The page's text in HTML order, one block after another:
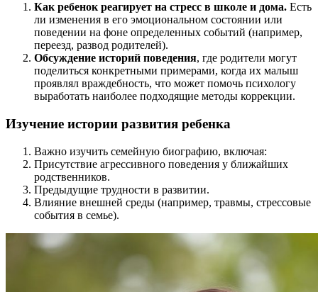
Как ребенок реагирует на стресс в школе и дома. Есть
ли изменения в его эмоциональном состоянии или
поведении на фоне определенных событий (например,
переезд, развод родителей).
Обсуждение историй поведения, где родители могут
поделиться конкретными примерами, когда их малыш
проявлял враждебность, что может помочь психологу
выработать наиболее подходящие методы коррекции.
Изучение истории развития ребенка
Важно изучить семейную биографию, включая:
Присутствие агрессивного поведения у ближайших
родственников.
Предыдущие трудности в развитии.
Влияние внешней среды (например, травмы, стрессовые
события в семье).